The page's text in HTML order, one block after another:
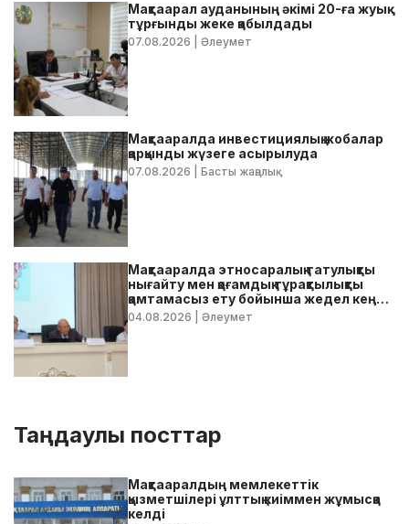
Мақтаарал ауданының әкімі 20-ға жуық
тұрғынды жеке қабылдады
07.08.2026 | Әлеумет
Мақтааралда инвестициялық жобалар
қарқынды жүзеге асырылуда
07.08.2026 | Басты жаңалық
Мақтааралда этносаралық татулықты
нығайту мен қоғамдық тұрақтылықты
қамтамасыз ету бойынша жедел кеңес
өтті
04.08.2026 | Әлеумет
Таңдаулы посттар
Мақтааралдың мемлекеттік
қызметшілері ұлттық киіммен жұмысқа
келді